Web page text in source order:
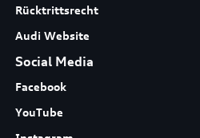
Rücktrittsrecht
Audi Website
Social Media
Facebook
YouTube